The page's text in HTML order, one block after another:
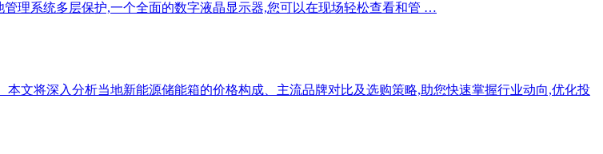
理系统多层保护,一个全面的数字液晶显示器,您可以在现场轻松查看和管 …
文将深入分析当地新能源储能箱的价格构成、主流品牌对比及选购策略,助您快速掌握行业动向,优化投